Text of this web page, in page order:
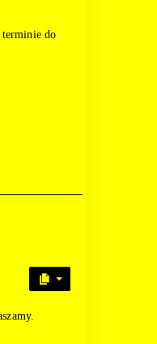
terminie do